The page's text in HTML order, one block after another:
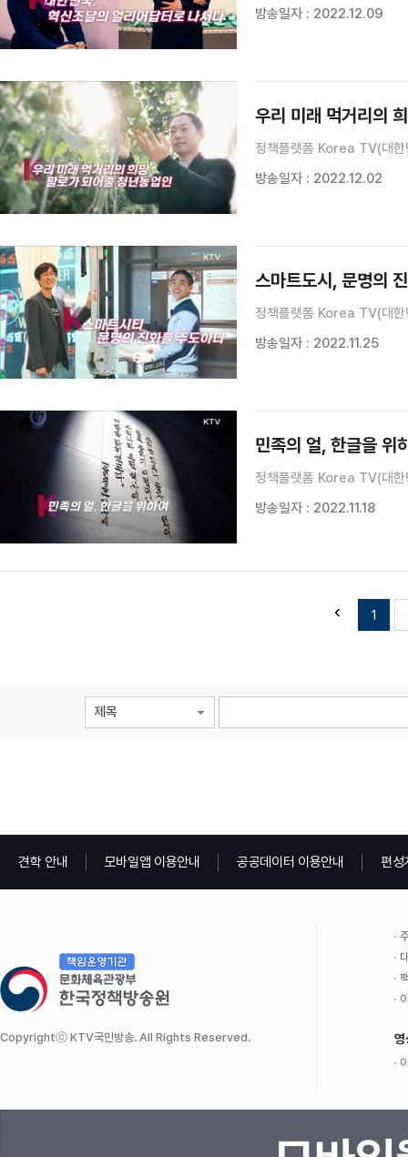
방송일자 : 2022.12.09
우리 미래 먹거리의
정책플랫폼 Korea TV(대
방송일자 : 2022.12.02
스마트도시, 문명의
정책플랫폼 Korea TV(대
방송일자 : 2022.11.25
민족의 얼, 한글을 위
정책플랫폼 Korea TV(대한
방송일자 : 2022.11.18
1
제목
견학 안내 모바일앱 이용안내 공공데이터 이용안내 편성
Copyrightⓒ KTV국민방송. All Rights Reserved. 영